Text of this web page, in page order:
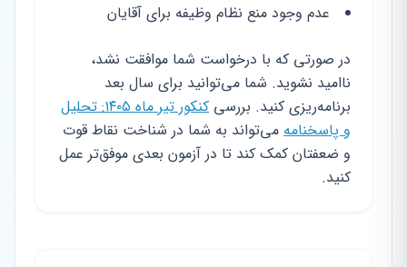
عدم وجود منع نظام وظیفه برای آقایان
در صورتی که با درخواست شما موافقت نشد،
ناامید نشوید. شما می‌توانید برای سال بعد
برنامه‌ریزی کنید. بررسی
کنکور تیر ماه ۱۴۰۵: تحلیل
و پاسخنامه می‌تواند به شما در شناخت نقاط قوت
و ضعفتان کمک کند تا در آزمون بعدی موفق‌تر عمل
کنید.